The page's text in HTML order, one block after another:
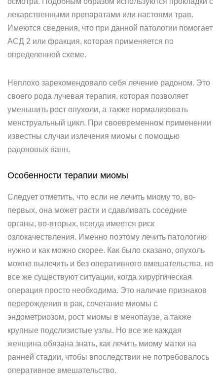
лекарственными препаратами или настоями трав.
Имеются сведения, что при данной патологии помогает
АСД 2 или фракция, которая применяется по
определенной схеме.
Неплохо зарекомендовало себя лечение радоном. Это
своего рода лучевая терапия, которая позволяет
уменьшить рост опухоли, а также нормализовать
менструальный цикл. При своевременном применении
известны случаи излечения миомы с помощью
радоновых ванн.
Особенности терапии миомы
Следует отметить, что если не лечить миому то, во-
первых, она может расти и сдавливать соседние
органы, во-вторых, всегда имеется риск
озлокачествления. Именно поэтому лечить патологию
нужно и как можно скорее. Как было сказано, опухоль
можно вылечить и без оперативного вмешательства, но
все же существуют ситуации, когда хирургическая
операция просто необходима. Это наличие признаков
перерождения в рак, сочетание миомы с
эндометриозом, рост миомы в менопаузе, а также
крупные подслизистые узлы. Но все же каждая
женщина обязана знать, как лечить миому матки на
ранней стадии, чтобы впоследствии не потребовалось
оперативное вмешательство.